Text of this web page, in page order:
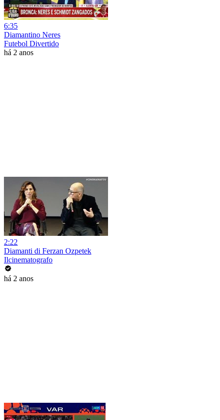
6:35
Diamantino Neres
Futebol Divertido
há 2 anos
2:22
Diamanti di Ferzan Ozpetek
Ilcinematografo
há 2 anos